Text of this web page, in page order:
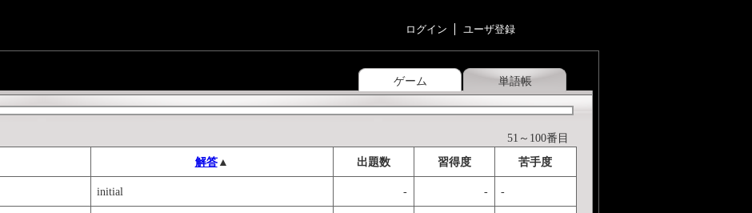
ログイン ユーザ登録
ゲーム 単語帳
51～100番目
解答▲ 出題数 習得度 苦手度
initial - - -